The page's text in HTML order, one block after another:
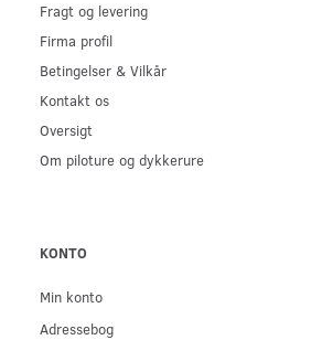
Fragt og levering
Firma profil
Betingelser & Vilkår
Kontakt os
Oversigt
Om piloture og dykkerure
KONTO
Min konto
Adressebog